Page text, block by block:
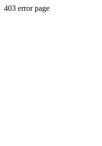
403 error page